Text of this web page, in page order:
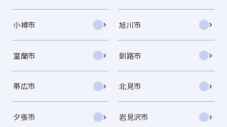
小樽市 旭川市
室蘭市 釧路市
帯広市 北見市
夕張市 岩見沢市